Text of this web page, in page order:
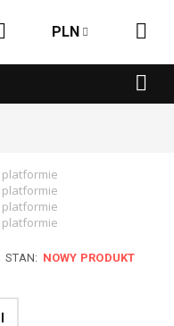
PLN
STAN: NOWY PRODUKT